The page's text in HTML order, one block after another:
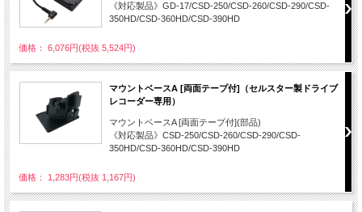
《対応製品》GD-17/CSD-250/CSD-260/CSD-290/CSD-
350HD/CSD-360HD/CSD-390HD
価格： 6,076円(税抜 5,524円)
マウントベースA [両面テープ付]（セルスター製ドライブ
レコーダー専用）
マウントベースA [両面テープ付](部品)
《対応製品》CSD-250/CSD-260/CSD-290/CSD-
350HD/CSD-360HD/CSD-390HD
価格： 1,283円(税抜 1,167円)